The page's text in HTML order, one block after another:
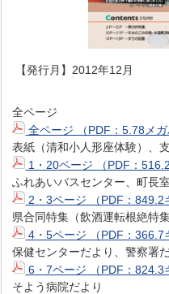
【発行月】2012年12月
全ページ
全ページ （PDF：5.78メガ
表紙（清和小人形座体験）、
1・20ページ （PDF：
ふれあいバスセンター、町長
2・3ページ （PDF：849.2
県合同特集（飲酒運転根絶特集
4・5ページ （PDF：366.7
保健センターだより、警察署
6・7ページ （PDF：824.3
そよう病院だより